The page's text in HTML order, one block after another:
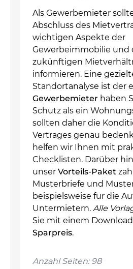
Als Gewerbemieter
Abschluss des
wichtigen Aspekte der
Gewerbeimmobilie und
zukünftigen
informieren. Eine
Standortanalyse ist der
Gewerbemieter haben
Schutz als ein
sollten daher die
Vertrages genau
helfen wir Ihnen mit
Checklisten. Darüber
unser Vorteils-Paket
Musterbriefe und
beispielsweise für die
Untermietern. Alle
Sie mit einem Download
Sparpreis.
Anzahl Seiten: 98